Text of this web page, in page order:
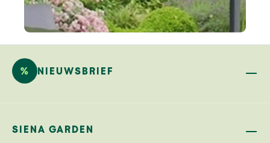
% NIEUWSBRIEF
SIENA GARDEN